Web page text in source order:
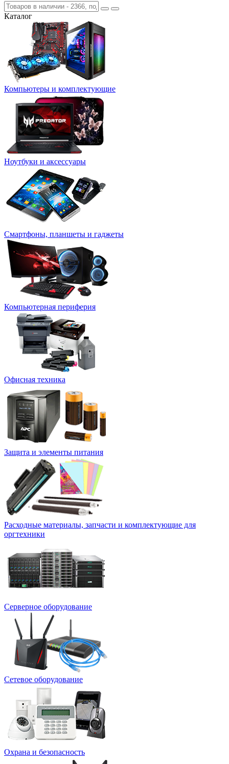
Каталог
Компьютеры и комплектующие
Ноутбуки и аксессуары
Смартфоны, планшеты и гаджеты
Компьютерная периферия
Офисная техника
Защита и элементы питания
Расходные материалы, запчасти и комплектующие для
оргтехники
Серверное оборудование
Сетевое оборудование
Охрана и безопасность